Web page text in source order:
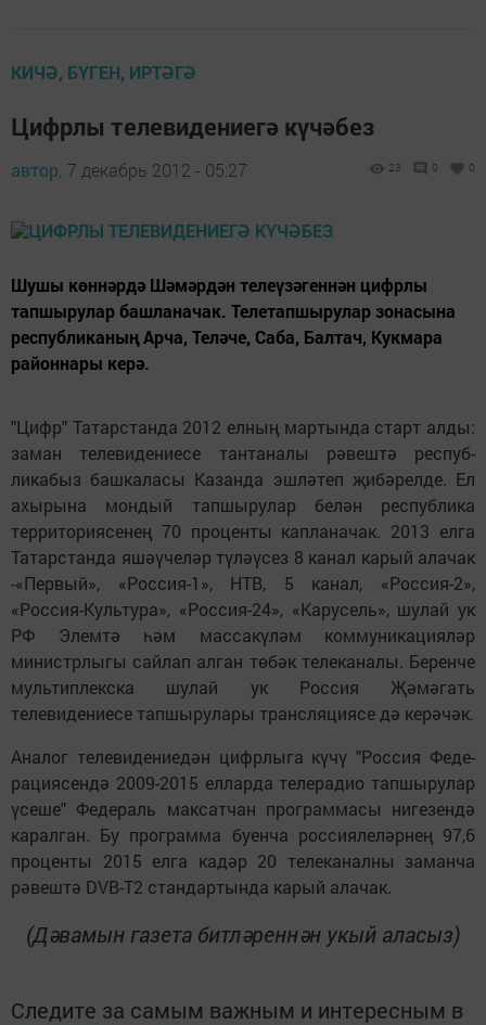
КИЧӘ, БҮГЕН, ИРТӘГӘ
Цифрлы телевидениегә күчәбез
автор, 7 декабрь 2012 - 05:27 23 0 0
Шушы көннәрдә Шәмәрдән телеүзәгеннән цифрлы
тапшырулар башланачак. Телетапшырулар зонасына
рес­публиканың Арча, Теләче, Саба, Балтач, Кукмара
районнары керә.
"Цифр" Татарстанда 2012 елның мартында старт алды:
заман телевидениесе тантаналы рәвештә респуб­
ликабыз башкаласы Казанда эшләтеп җибәрелде. Ел
ахырына мондый тапшырулар белән республика
территориясенең 70 проценты капланачак. 2013 елга
Татарстанда яшәүчеләр түләүсез 8 канал карый алачак
-«Первый», «Россия-1», НТВ, 5 канал, «Россия-2»,
«Россия-Культура», «Россия-24», «Карусель», шулай ук
РФ Элемтә һәм массакүләм коммуникацияләр
министрлыгы сайлап алган төбәк телеканалы. Беренче
мультиплекска шулай ук Россия Җәмәгать
телевидениесе тапшырулары трансляциясе дә керәчәк.
Аналог телевидениедән цифр­­лыга күчү "Россия Феде­
рациясендә 2009-2015 елларда телерадио тапшырулар
үсеше" Федераль максатчан программасы нигезендә
каралган. Бу программа буенча россиялеләрнең 97,6
проценты 2015 елга кадәр 20 телеканалны заманча
рәвештә DVB-T2 стандартында карый алачак.
(Дәвамын газета битләреннән укый аласыз)
Следите за самым важным и интересным в